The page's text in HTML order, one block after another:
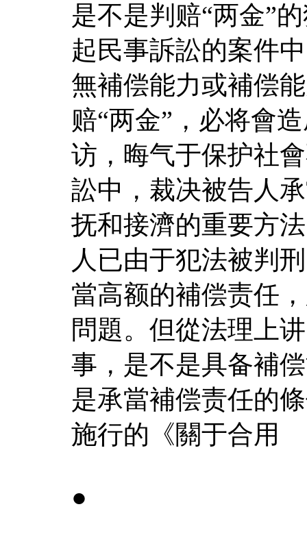
是不是判赔“两金”
起民事訴訟的案件
無補偿能力或補偿
赔“两金”，必将會
访，晦气于保护社
訟中，裁决被告人
抚和接濟的重要方
人已由于犯法被判
當高额的補偿责任
問題。但從法理上
事，是不是具备補
是承當補偿责任的
施行的《關于合用
●